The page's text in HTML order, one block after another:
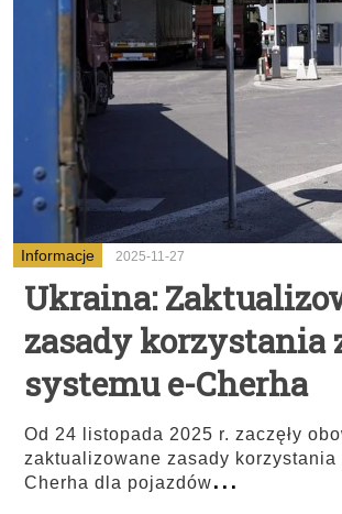
Informacje 2025-11-27
Ukraina:
zasady korzystania
systemu e-Cherha
Od 24 listopada 2025 r. zaczęły
zaktualizowane zasady korzystania
Cherha dla pojazdów...